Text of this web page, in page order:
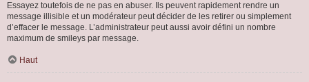
Essayez toutefois de ne pas en abuser. Ils peuvent rapidement rendre un
message illisible et un modérateur peut décider de les retirer ou simplement
d’effacer le message. L’administrateur peut aussi avoir défini un nombre
maximum de smileys par message.
Haut